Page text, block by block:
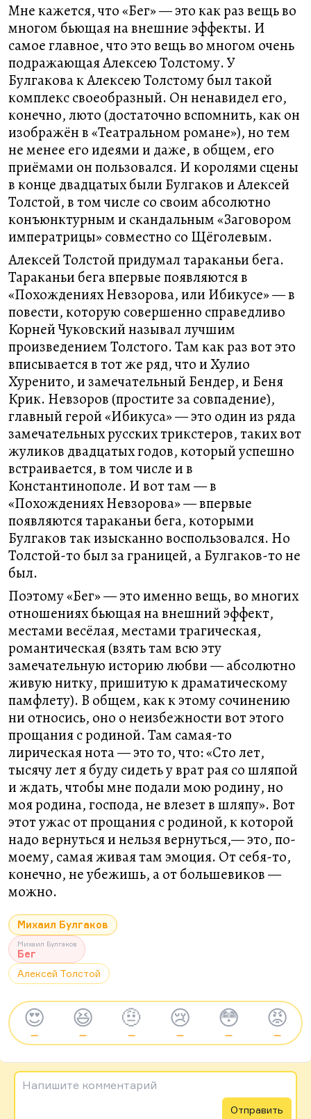
Мне кажется, что «Бег» — это как раз вещь во
многом бьющая на внешние эффекты. И
самое главное, что это вещь во многом очень
подражающая Алексею Толстому. У
Булгакова к Алексею Толстому был такой
комплекс своеобразный. Он ненавидел его,
конечно, люто (достаточно вспомнить, как он
изображён в «Театральном романе»), но тем
не менее его идеями и даже, в общем, его
приёмами он пользовался. И королями сцены
в конце двадцатых были Булгаков и Алексей
Толстой, в том числе со своим абсолютно
конъюнктурным и скандальным «Заговором
императрицы» совместно со Щёголевым.
Алексей Толстой придумал тараканьи бега.
Тараканьи бега впервые появляются в
«Похождениях Невзорова, или Ибикусе» — в
повести, которую совершенно справедливо
Корней Чуковский называл лучшим
произведением Толстого. Там как раз вот это
вписывается в тот же ряд, что и Хулио
Хуренито, и замечательный Бендер, и Беня
Крик. Невзоров (простите за совпадение),
главный герой «Ибикуса» — это один из ряда
замечательных русских трикстеров, таких вот
жуликов двадцатых годов, который успешно
встраивается, в том числе и в
Константинополе. И вот там — в
«Похождениях Невзорова» — впервые
появляются тараканьи бега, которыми
Булгаков так изысканно воспользовался. Но
Толстой-то был за границей, а Булгаков-то не
был.
Поэтому «Бег» — это именно вещь, во многих
отношениях бьющая на внешний эффект,
местами весёлая, местами трагическая,
романтическая (взять там всю эту
замечательную историю любви — абсолютно
живую нитку, пришитую к драматическому
памфлету). В общем, как к этому сочинению
ни относись, оно о неизбежности вот этого
прощания с родиной. Там самая-то
лирическая нота — это то, что: «Сто лет,
тысячу лет я буду сидеть у врат рая со шляпой
и ждать, чтобы мне подали мою родину, но
моя родина, господа, не влезет в шляпу». Вот
этот ужас от прощания с родиной, к которой
надо вернуться и нельзя вернуться,— это, по-
моему, самая живая там эмоция. От себя-то,
конечно, не убежишь, а от большевиков —
можно.
Михаил Булгаков
Михаил Булгаков
Бег
Алексей Толстой
😍
—
😆
—
🤨
—
😢
—
😳
—
😡
—
Напишите комментарий
Отправить